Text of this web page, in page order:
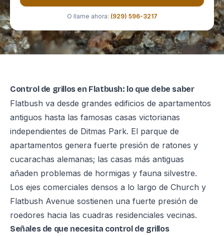
O llame ahora: (929) 596-3217
Control de grillos en Flatbush: lo que debe saber
Flatbush va desde grandes edificios de apartamentos
antiguos hasta las famosas casas victorianas
independientes de Ditmas Park. El parque de
apartamentos genera fuerte presión de ratones y
cucarachas alemanas; las casas más antiguas
añaden problemas de hormigas y fauna silvestre.
Los ejes comerciales densos a lo largo de Church y
Flatbush Avenue sostienen una fuerte presión de
roedores hacia las cuadras residenciales vecinas.
Señales de que necesita control de grillos